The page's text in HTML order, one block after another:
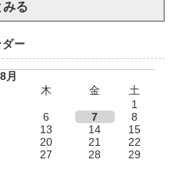
みる
ー
月
木 金
土
1
6 7
8
13 14
15
20 21
22
27 28
29